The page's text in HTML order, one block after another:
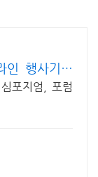
인 행사기획
포지엄, 포럼